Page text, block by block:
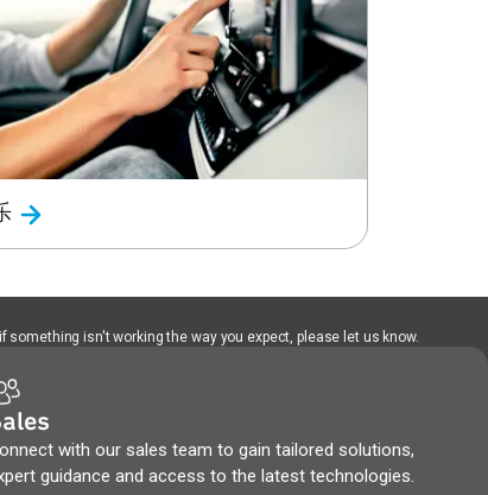
isn't working the way you expect, please let us know.
with our sales team to gain tailored solutions,
guidance and access to the latest technologies.